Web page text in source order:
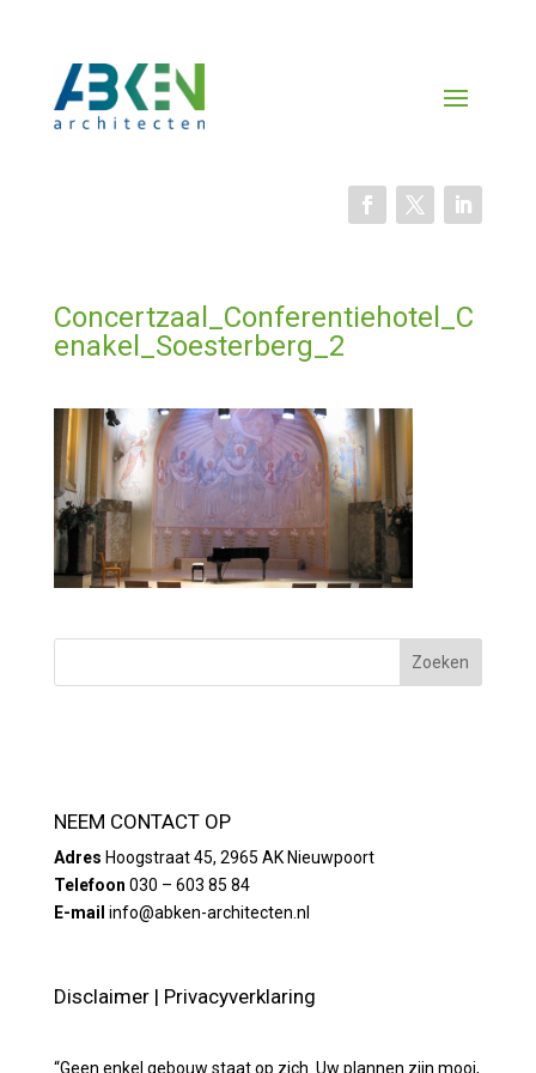
Concertzaal_Conferentiehotel_C
enakel_Soesterberg_2
NEEM CONTACT OP
Adres Hoogstraat 45, 2965 AK Nieuwpoort
Telefoon 030 – 603 85 84
E-mail info@abken-architecten.nl
Disclaimer| Privacyverklaring
“Geen enkel gebouw staat op zich. Uw plannen zijn mooi,